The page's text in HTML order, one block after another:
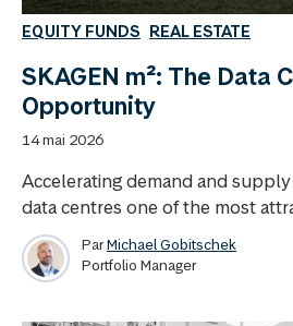
EQUITY FUNDS REAL ESTATE
SKAGEN m²: The Data
Opportunity
14 mai 2026
Accelerating demand and
data centres one of the most
ParMichael Gobitschek
Portfolio Manager